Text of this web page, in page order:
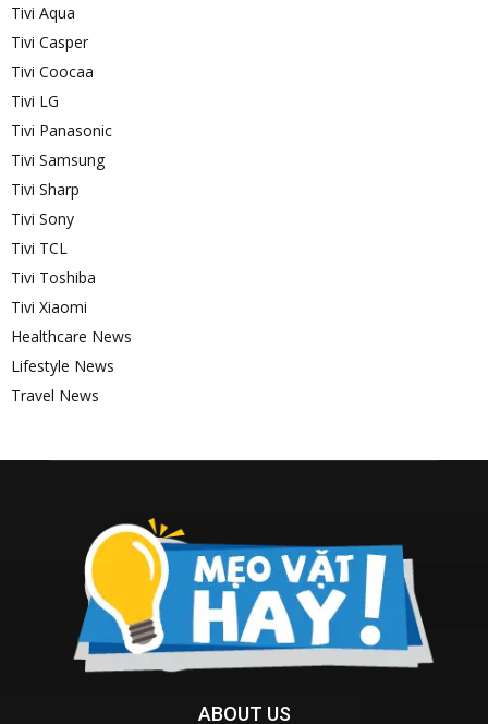
Tivi Aqua
Tivi Casper
Tivi Coocaa
Tivi LG
Tivi Panasonic
Tivi Samsung
Tivi Sharp
Tivi Sony
Tivi TCL
Tivi Toshiba
Tivi Xiaomi
Healthcare News
Lifestyle News
Travel News
ABOUT US